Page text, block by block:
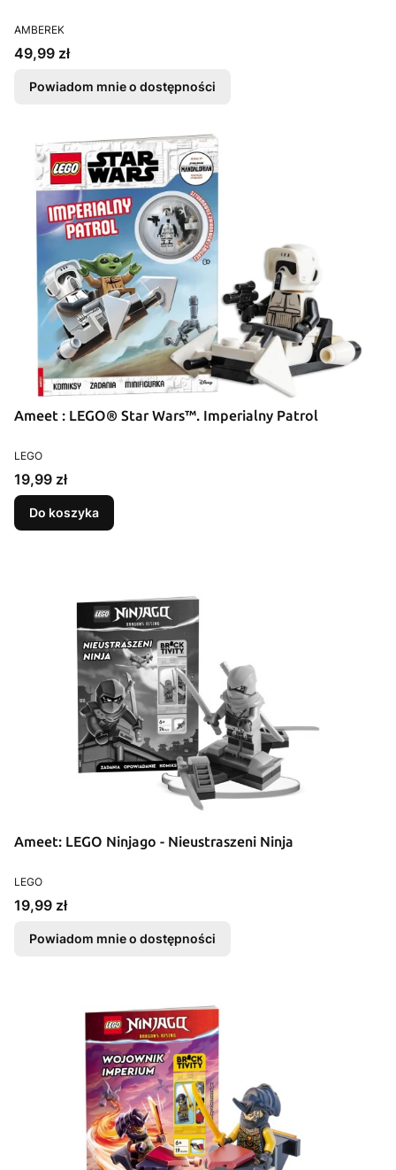
PRODUCENT
AMBEREK
Cena
49,99 zł
Powiadom mnie o dostępności
Ameet : LEGO® Star Wars™. Imperialny Patrol
PRODUCENT
LEGO
Cena
19,99 zł
Do koszyka
Ameet: LEGO Ninjago - Nieustraszeni Ninja
PRODUCENT
LEGO
Cena
19,99 zł
Powiadom mnie o dostępności